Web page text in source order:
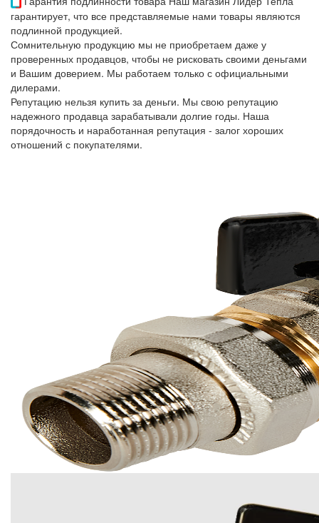
гарантирует, что все представляемые нами товары являются
подлинной продукцией.
Сомнительную продукцию мы не приобретаем даже у
проверенных продавцов, чтобы не рисковать своими деньгами
и Вашим доверием. Мы работаем только с официальными
дилерами.
Репутацию нельзя купить за деньги. Мы свою репутацию
надежного продавца зарабатывали долгие годы. Наша
порядочность и наработанная репутация - залог хороших
отношений с покупателями.